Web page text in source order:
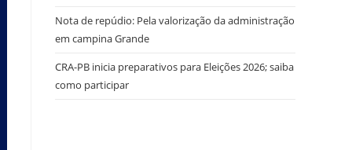
Nota de repúdio: Pela valorização da administração
em campina Grande
CRA-PB inicia preparativos para Eleições 2026; saiba
como participar